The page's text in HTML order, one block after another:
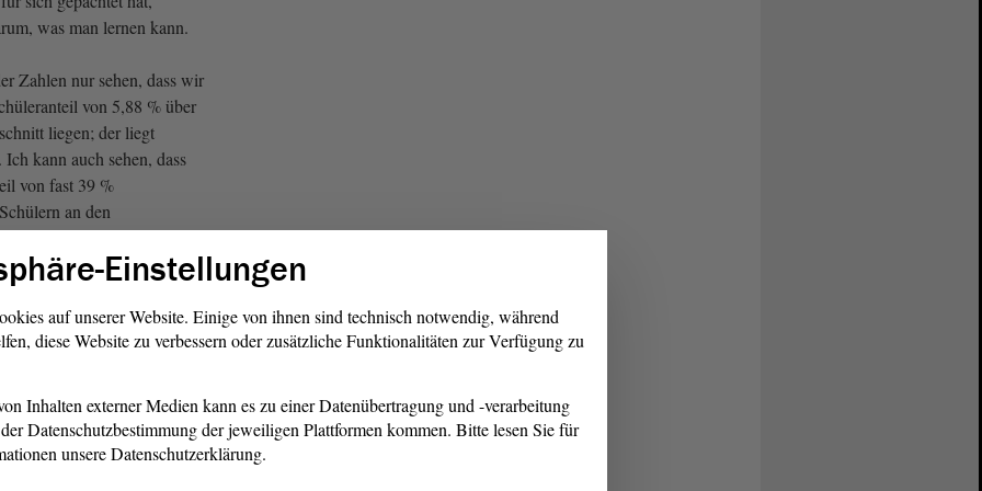
was man lernen kann.
Zahlen nur sehen, dass wir
von 5,88 % über
liegen; der liegt
kann auch sehen, dass
von fast 39 %
an den
und geistige
besonderen
Es sind genau diese
unterrichten, an
eines ersten
großen Fragezeichen
- das wird für die
jetzt geändert; das ist auch
war es so, dass Schüler
Einstellungen
auf unserer Website. Einige von ihnen sind technisch notwendig, während
diese Website zu verbessern oder zusätzliche Funktionalitäten zur Verfügung zu
Inhalten externer Medien kann es zu einer Datenübertragung und -verarbeitung
Datenschutzbestimmung der jeweiligen Plattformen kommen. Bitte lesen Sie für
unsere Datenschutzerklärung.